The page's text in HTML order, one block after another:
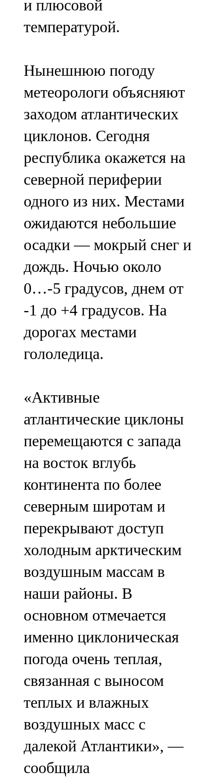
и плюсовой
температурой.
Нынешнюю погоду
метеорологи объясняют
заходом атлантических
циклонов. Сегодня
республика окажется на
северной периферии
одного из них. Местами
ожидаются небольшие
осадки — мокрый снег и
дождь. Ночью около
0…-5 градусов, днем от
-1 до +4 градусов. На
дорогах местами
гололедица.
«Активные
атлантические циклоны
перемещаются с запада
на восток вглубь
континента по более
северным широтам и
перекрывают доступ
холодным арктическим
воздушным массам в
наши районы. В
основном отмечается
именно циклоническая
погода очень теплая,
связанная с выносом
теплых и влажных
воздушных масс с
далекой Атлантики», —
сообщила